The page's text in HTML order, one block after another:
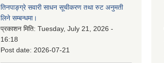
तिनपाङ्ग्रे सवारी साधन सूचीकरण तथा रुट अनुमती
लिने सम्बन्धमा।
प्रकाशन मिति: Tuesday, July 21, 2026 -
16:18
Post date: 2026-07-21